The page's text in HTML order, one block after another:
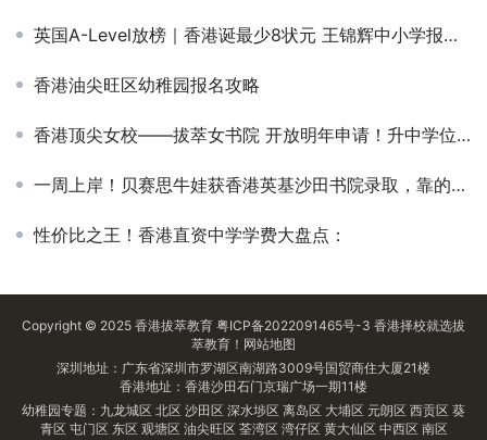
英国A-Level放榜｜香港诞最少8状元 王锦辉中小学报喜 1人将入读中大医学院
香港油尖旺区幼稚园报名攻略
香港顶尖女校——拔萃女书院 开放明年申请！升中学位充足！
一周上岸！贝赛思牛娃获香港英基沙田书院录取，靠的竟是这个法宝
性价比之王！香港直资中学学费大盘点：
Copyright © 2025 香港拔萃教育 粤ICP备2022091465号-3 香港择校就选拔
萃教育！ 网站地图
深圳地址：广东省深圳市罗湖区南湖路3009号国贸商住大厦21楼
香港地址：香港沙田石门京瑞广场一期11楼
幼稚园专题： 九龙城区 北区 沙田区 深水埗区 离岛区 大埔区 元朗区 西贡区 葵
青区 屯门区 东区 观塘区 油尖旺区 荃湾区 湾仔区 黄大仙区 中西区 南区